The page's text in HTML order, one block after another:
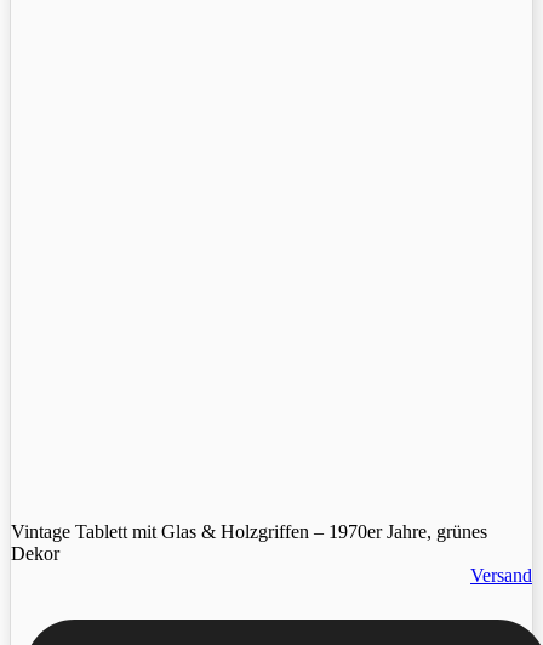
Vintage Tablett mit Glas & Holzgriffen – 1970er Jahre, grünes
Dekor
Versand